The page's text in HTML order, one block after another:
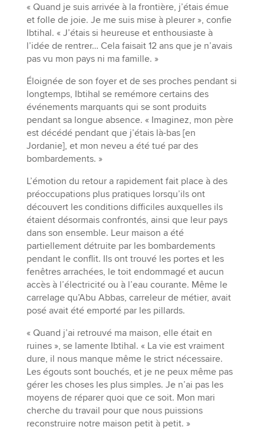
« Quand je suis arrivée à la frontière, j’étais émue
et folle de joie. Je me suis mise à pleurer », confie
Ibtihal. « J’étais si heureuse et enthousiaste à
l’idée de rentrer… Cela faisait 12 ans que je n’avais
pas vu mon pays ni ma famille. »
Éloignée de son foyer et de ses proches pendant si
longtemps, Ibtihal se remémore certains des
événements marquants qui se sont produits
pendant sa longue absence. « Imaginez, mon père
est décédé pendant que j’étais là-bas [en
Jordanie], et mon neveu a été tué par des
bombardements. »
L’émotion du retour a rapidement fait place à des
préoccupations plus pratiques lorsqu’ils ont
découvert les conditions difficiles auxquelles ils
étaient désormais confrontés, ainsi que leur pays
dans son ensemble. Leur maison a été
partiellement détruite par les bombardements
pendant le conflit. Ils ont trouvé les portes et les
fenêtres arrachées, le toit endommagé et aucun
accès à l’électricité ou à l’eau courante. Même le
carrelage qu’Abu Abbas, carreleur de métier, avait
posé avait été emporté par les pillards.
« Quand j’ai retrouvé ma maison, elle était en
ruines », se lamente Ibtihal. « La vie est vraiment
dure, il nous manque même le strict nécessaire.
Les égouts sont bouchés, et je ne peux même pas
gérer les choses les plus simples. Je n’ai pas les
moyens de réparer quoi que ce soit. Mon mari
cherche du travail pour que nous puissions
reconstruire notre maison petit à petit. »